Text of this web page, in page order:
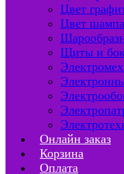
Цвет
Цвет
Щиты и
Онлайн заказ
Корзина
Оплата